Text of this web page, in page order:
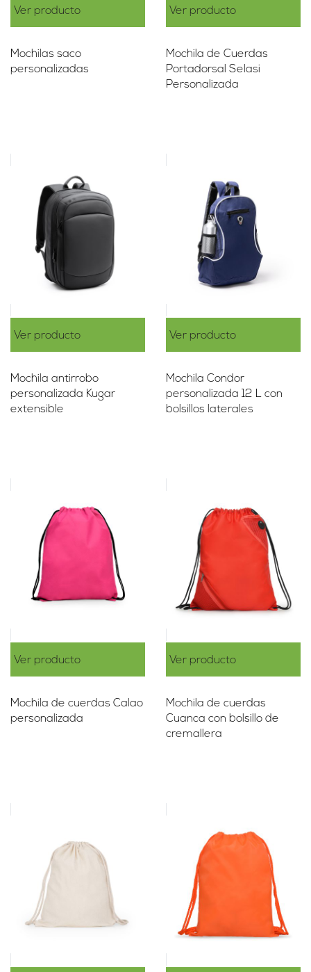
Ver producto
Mochilas saco
personalizadas
Ver producto
Mochila de Cuerdas
Portadorsal Selasi
Personalizada
Ver producto
Mochila antirrobo
personalizada Kugar
extensible
Ver producto
Mochila Condor
personalizada 12 L con
bolsillos laterales
Ver producto
Mochila de cuerdas Calao
personalizada
Ver producto
Mochila de cuerdas
Cuanca con bolsillo de
cremallera